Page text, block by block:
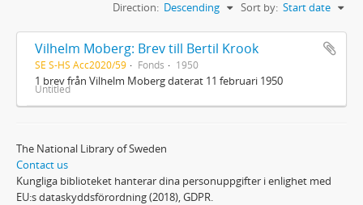
Sort by: Start date
Direction: Descending
Vilhelm Moberg: Brev till Bertil Krook
SE S-HS Acc2020/59 Fonds 1950
1 brev från Vilhelm Moberg daterat 11 februari 1950
Untitled
The National Library of Sweden
Contact us
Kungliga biblioteket hanterar dina personuppgifter i enlighet med
EU:s dataskyddsförordning (2018), GDPR.